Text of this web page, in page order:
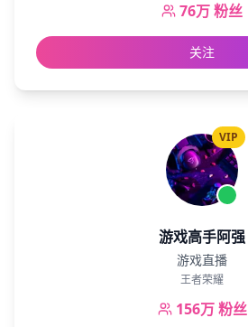
76万粉丝
关注
VIP
游戏高手阿强
游戏直播
王者荣耀
156万粉丝